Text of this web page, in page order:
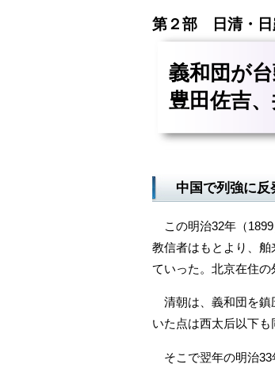
第２部 日清・日
義和団が台
豊田佐吉
中国で列強に
この明治32年（1899
教信者はもとより、
ていった。北京在住の
清朝は、義和団を鎮
いた点は西太后以下も
そこで翌年の明治33